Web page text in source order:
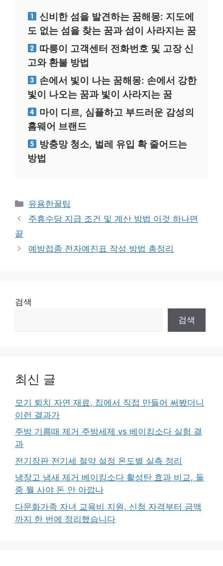
신비한 섬을 발견하는 꿈해몽: 지도에
도 없는 섬을 찾는 꿈과 섬이 사라지는 꿈
따릉이 고객센터 전화번호 및 고장 신
고와 환불 방법
손에서 빛이 나는 꿈해몽: 손에서 강한
빛이 나오는 꿈과 빛이 사라지는 꿈
마이 디르, 심플하고 부드러운 감성의
홈웨어 브랜드
방충망 청소, 벌레 유입 확 줄어드는
방법
카
테
고
유용한꿀팁
주휴수당 지급 조건 및 계산 방법 이것 하나면
끝
예방접종 전자예진표 작성 방법 총정리
검색
검색
최신 글
모기 퇴치 자연 재료, 집에서 직접 만들어 써봤더니
이런 결과가
주방 기름때 제거 주방세제 vs 베이킹소다 실험 결
과
전기장판 전기세 절약 설정 온도별 실측 정리
냉장고 냄새 제거 베이킹소다 활성탄 효과 비교, 둘
중 뭘 사야 돈 안 아깝나
다문화가족 자녀 교육비 지원, 신청 자격부터 금액
까지 한 번에 정리했습니다